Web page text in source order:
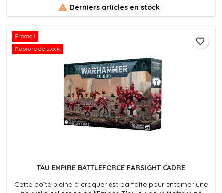
antédiluvien, fille...
 Derniers articles en stock
Promo !
Rupture de stock
TAU EMPIRE BATTLEFORCE FARSIGHT CADRE
Cette boîte pleine à craquer est parfaite pour entamer une
favorite_border